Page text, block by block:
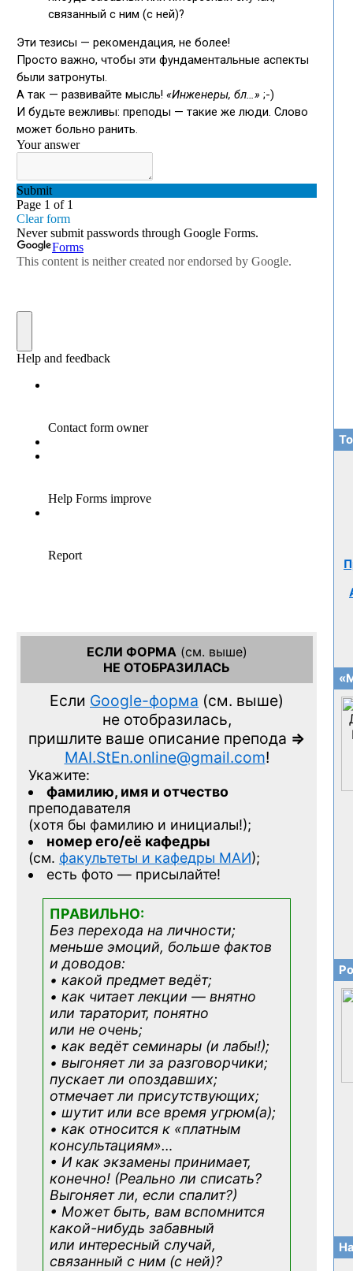
ЕСЛИ ФОРМА(см. выше)
НЕ ОТОБРАЗИЛАСЬ
Если Google-форма (см. выше)
не отобразилась,
пришлите ваше описание препода =>
MAI.StEn.online@gmail.com!
Укажите:
фамилию, имя и отчество
преподавателя
(хотя бы фамилию и инициалы!);
номер его/её кафедры
(см. факультеты и кафедры МАИ);
есть фото — присылайте!
ПРАВИЛЬНО:
Без перехода на личности;
меньше эмоций, больше фактов
и доводов:
• какой предмет ведёт;
• как читает лекции — внятно
или тараторит, понятно
или не очень;
• как ведёт семинары (и лабы!);
• выгоняет ли за разговорчики;
пускает ли опоздавших;
отмечает ли присутствующих;
• шутит или все время угрюм(а);
• как относится к «платным
консультациям»…
• И как экзамены принимает,
конечно! (Реально ли списать?
Выгоняет ли, если спалит?)
• Может быть, вам вспомнится
какой-нибудь забавный
или интересный случай,
связанный с ним (с ней)?